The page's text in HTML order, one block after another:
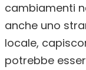
cambiamenti
anche uno
locale,
potrebbe